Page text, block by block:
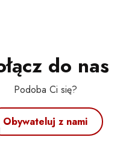
do nas
Podoba Ci się?
Obywateluj z nami